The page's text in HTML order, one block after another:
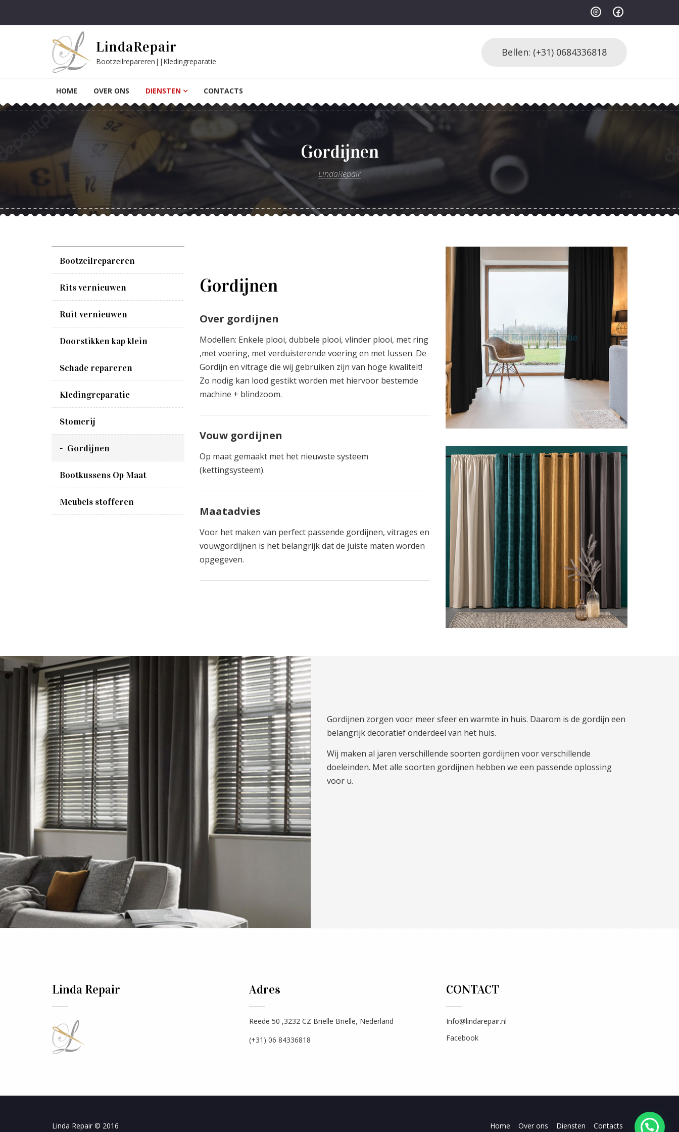
LindaRepair
Bootzeilrepareren||Kledingreparatie
HOME OVER ONS DIENSTEN CONTACTS
Bellen: (+31) 0684336818
Gordijnen
LindaRepair
Bootzeilrepareren
Rits vernieuwen
Ruit vernieuwen
Doorstikken kap klein
Schade repareren
Kledingreparatie
Stomerij
Gordijnen
Bootkussens Op Maat
Meubels stofferen
Gordijnen
Over gordijnen
Modellen: Enkele plooi, dubbele plooi, vlinder plooi, met ring
,met voering, met verduisterende voering en met lussen. De
Gordijn en vitrage die wij gebruiken zijn van hoge kwaliteit!
Zo nodig kan lood gestikt worden met hiervoor bestemde
machine + blindzoom.
Vouw gordijnen
Op maat gemaakt met het nieuwste systeem
(kettingsysteem).
Maatadvies
Voor het maken van perfect passende gordijnen, vitrages en
vouwgordijnen is het belangrijk dat de juiste maten worden
opgegeven.
Gordijnen zorgen voor meer sfeer en warmte in huis. Daarom is de gordijn een
belangrijk decoratief onderdeel van het huis.
Wij maken al jaren verschillende soorten gordijnen voor verschillende
doeleinden. Met alle soorten gordijnen hebben we een passende oplossing
voor u.
Linda Repair Adres
Reede 50 ,3232 CZ Brielle Brielle, Nederland
(+31) 06 84336818
CONTACT
Info@lindarepair.nl
Facebook
Linda Repair © 2016 Home Over ons Diensten Contacts